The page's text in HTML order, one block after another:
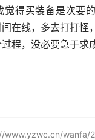
觉得买装备是次要
在线，多去打打怪
程，没必要急于求
www.yzwc.cn/wanfa/